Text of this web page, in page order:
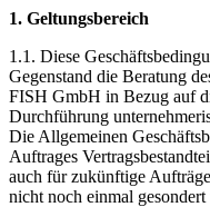
1. Geltungsbereich
1.1. Diese
Gegenstand die Beratung
FISH GmbH in Bezug auf
Durchführung
Die Allgemeinen
Auftrages
auch für zukünftige
nicht noch einmal